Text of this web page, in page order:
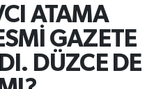
ATAMA
GAZETE
DÜZCE DE
Haritası
ve Fikstür